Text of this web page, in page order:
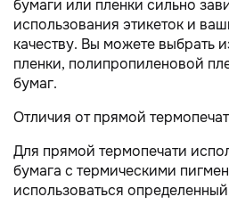
бумаги или пленки сильно
использования этикеток и
качеству. Вы можете выбрать
пленки, полипропиленовой
бумаг.
Отличия от прямой
Для прямой термопечати
бумага с термическими
использоваться